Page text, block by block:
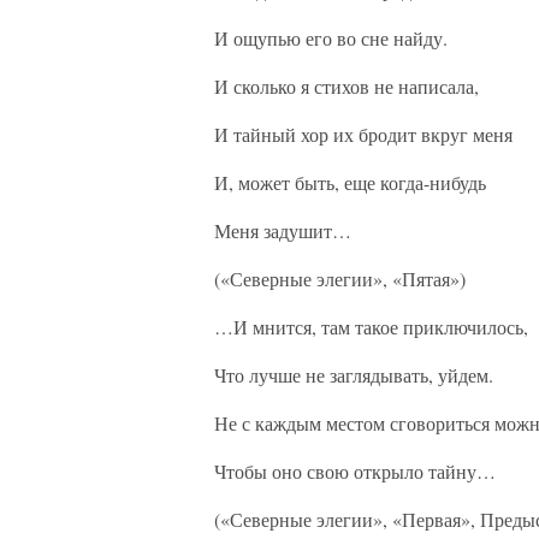
И ощупью его во сне найду.
И сколько я стихов не написала,
И тайный хор их бродит вкруг меня
И, может быть, еще когда-нибудь
Меня задушит…
(«Северные элегии», «Пятая»)
…И мнится, там такое приключилось,
Что лучше не заглядывать, уйдем.
Не с каждым местом сговориться
Чтобы оно свою открыло тайну…
(«Северные элегии», «Первая»,